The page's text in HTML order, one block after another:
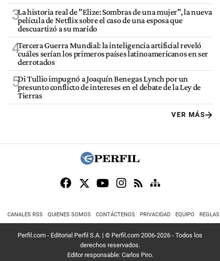
3La historia real de "Elize: Sombras de una mujer", la nueva
película de Netflix sobre el caso de una esposa que
descuartizó a su marido
4Tercera Guerra Mundial: la inteligencia artificial reveló
cuáles serían los primeros países latinoamericanos en ser
derrotados
5Di Tullio impugnó a Joaquín Benegas Lynch por un
presunto conflicto de intereses en el debate de la Ley de
Tierras
VER MÁS
CANALES RSS QUIENES SOMOS CONTÁCTENOS PRIVACIDAD EQUIPO
Perfil.com - Editorial Perfil S.A. | © Perfil.com 2006-2026 - Todos los
derechos reservados.
Editor responsable: Carlos Piro.